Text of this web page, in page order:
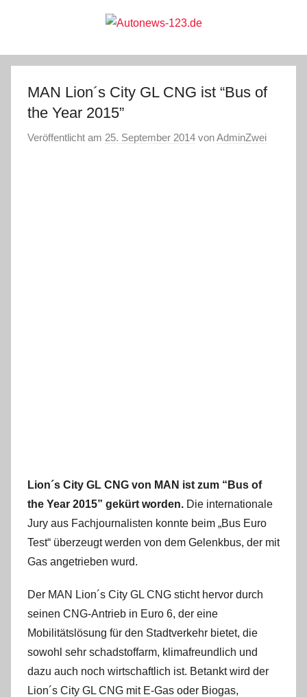
Autonews-
123.de
MAN Lion´s City GL CNG ist “Bus of
the Year 2015”
Veröffentlicht am 25. September 2014 vonAdminZwei
Lion´s City GL CNG von MAN ist zum “Bus of
the Year 2015” gekürt worden. Die internationale
Jury aus Fachjournalisten konnte beim „Bus Euro
Test“ überzeugt werden von dem Gelenkbus, der mit
Gas angetrieben wurd.
Der MAN Lion´s City GL CNG sticht hervor durch
seinen CNG-Antrieb in Euro 6, der eine
Mobilitätslösung für den Stadtverkehr bietet, die
sowohl sehr schadstoffarm, klimafreundlich und
dazu auch noch wirtschaftlich ist. Betankt wird der
Lion´s City GL CNG mit E-Gas oder Biogas,